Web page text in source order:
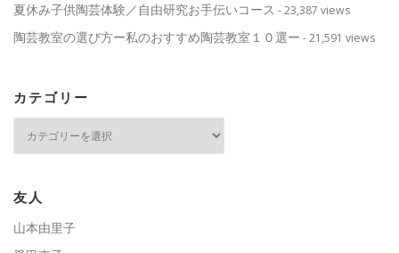
夏休み子供陶芸体験／自由研究お手伝いコース - 23,387 views
陶芸教室の選び方ー私のおすすめ陶芸教室１０選ー - 21,591 views
カテゴリー
ー
友人
山本由里子